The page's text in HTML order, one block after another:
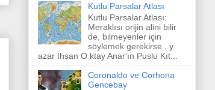
Kutlu Parsalar Atlası
Kutlu Parsalar Atlası:
Meraklısı orijin alini bilir
de, bilmeyenler için
söylemek gerekirse , y
azar İhsan O ktay Anar'ın Puslu Kıt...
Coronaldo ve Corhona
Gencebay